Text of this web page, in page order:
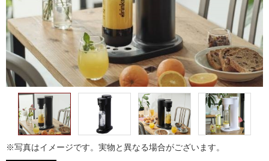
※写真はイメージです。実物と異なる場合がございます。